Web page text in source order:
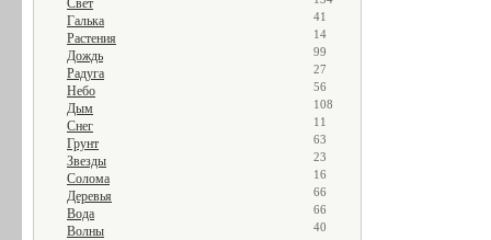
Свет
Галька 41
Растения 14
Дождь 99
Радуга 27
Небо 56
Дым 108
Снег 11
Грунт 63
Звезды 23
Солома 16
Деревья 66
Вода 66
Волны 40